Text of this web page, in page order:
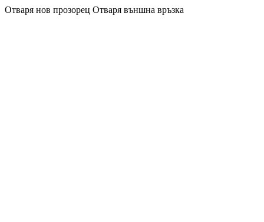
Отваря нов прозорец Отваря външна връзка